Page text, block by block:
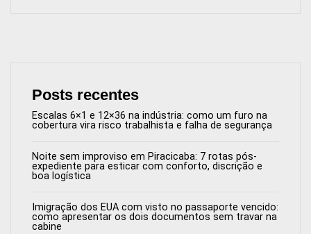
Posts recentes
Escalas 6×1 e 12×36 na indústria: como um furo na
cobertura vira risco trabalhista e falha de segurança
Noite sem improviso em Piracicaba: 7 rotas pós-
expediente para esticar com conforto, discrição e
boa logística
Imigração dos EUA com visto no passaporte vencido:
como apresentar os dois documentos sem travar na
cabine